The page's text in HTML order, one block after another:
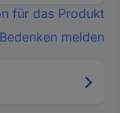
für das Produkt
melden